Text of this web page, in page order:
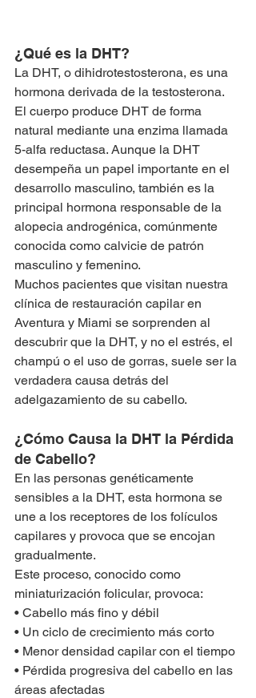
¿Qué es la DHT?
La DHT, o dihidrotestosterona, es una
hormona derivada de la testosterona.
El cuerpo produce DHT de forma
natural mediante una enzima llamada
5-alfa reductasa. Aunque la DHT
desempeña un papel importante en el
desarrollo masculino, también es la
principal hormona responsable de la
alopecia androgénica, comúnmente
conocida como calvicie de patrón
masculino y femenino.
Muchos pacientes que visitan nuestra
clínica de restauración capilar en
Aventura y Miami se sorprenden al
descubrir que la DHT, y no el estrés, el
champú o el uso de gorras, suele ser la
verdadera causa detrás del
adelgazamiento de su cabello.
¿Cómo Causa la DHT la Pérdida
de Cabello?
En las personas genéticamente
sensibles a la DHT, esta hormona se
une a los receptores de los folículos
capilares y provoca que se encojan
gradualmente.
Este proceso, conocido como
miniaturización folicular, provoca:
• Cabello más fino y débil
• Un ciclo de crecimiento más corto
• Menor densidad capilar con el tiempo
• Pérdida progresiva del cabello en las
áreas afectadas